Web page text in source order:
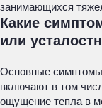
занимающихся
Какие
или
Основные симптомы
включают в том
ощущение тепла в